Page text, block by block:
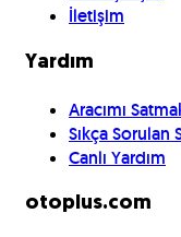
İletişim
Yardım
Aracımı
Sıkça Sorulan
Canlı Yardım
otoplus.com